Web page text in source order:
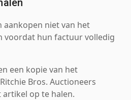
aankopen niet van het
voordat hun factuur volledig
een kopie van het
Bros. Auctioneers
op te halen.